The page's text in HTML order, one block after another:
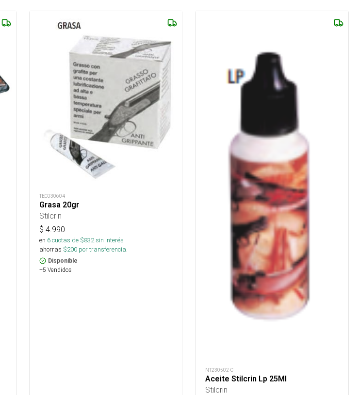
TEC030604
Grasa 20gr
Stilcrin
$ 4.990
en 6cuotas de $832sin interés
ahorras $200por transferencia.
Disponible
+5 Vendidos
NT230502-C
Aceite Stilcrin Lp 25Ml
Stilcrin